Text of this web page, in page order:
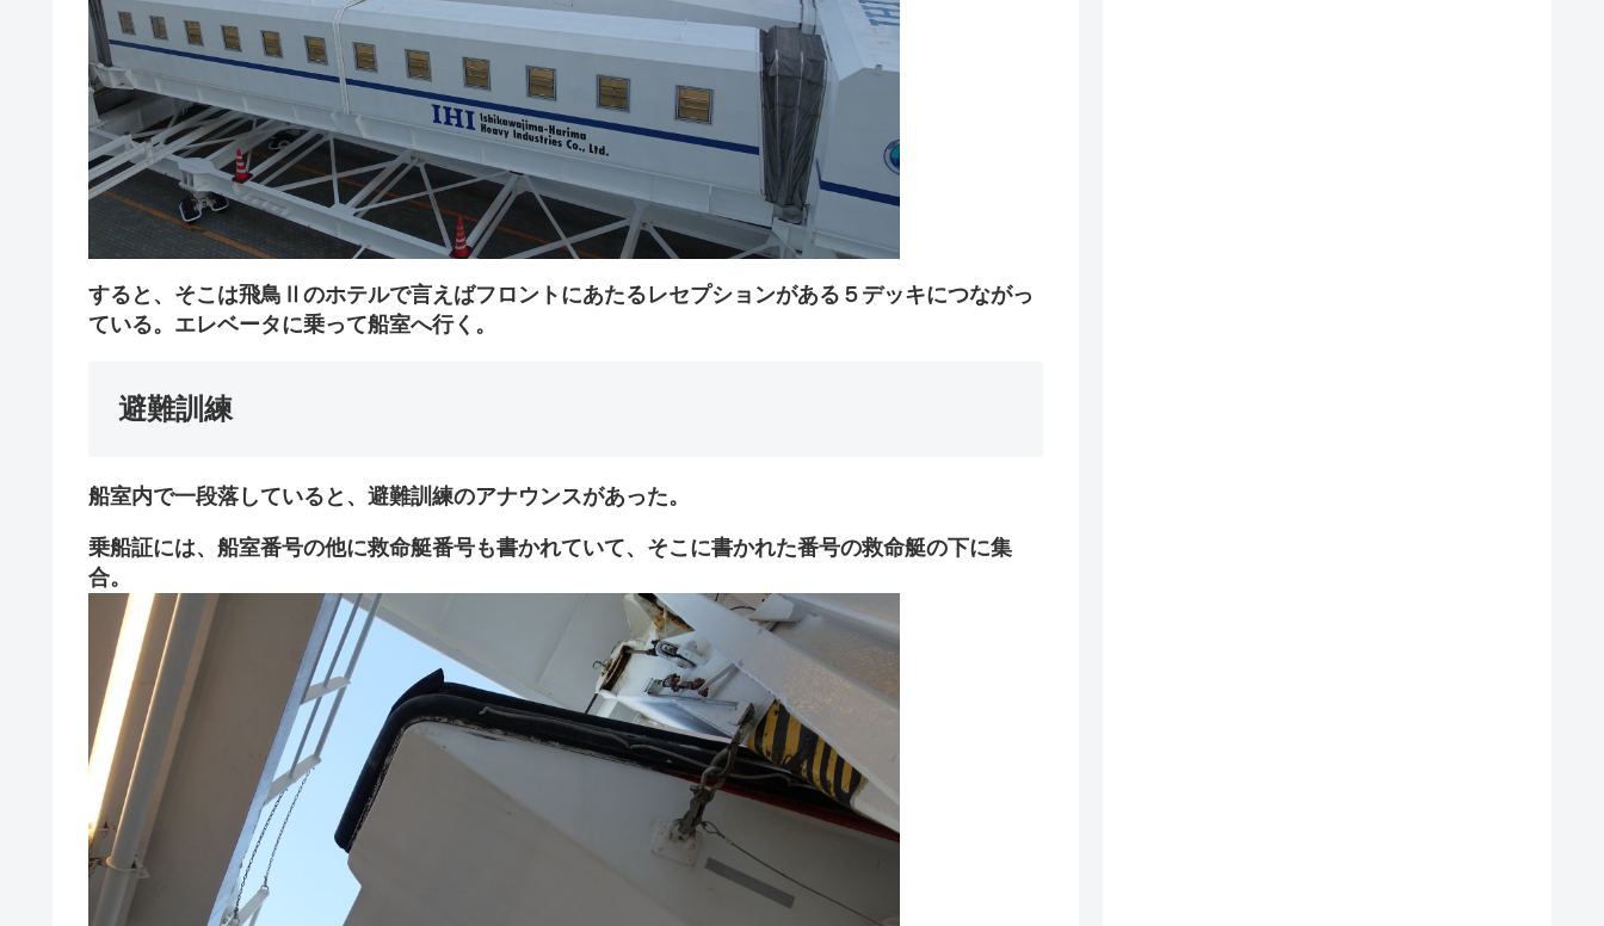
すると、そこは飛鳥Ⅱのホテルで言えばフロントにあたるレセプションがある５デッキにつながっ
ている。エレベータに乗って船室へ行く。
避難訓練
船室内で一段落していると、避難訓練のアナウンスがあった。
乗船証には、船室番号の他に救命艇番号も書かれていて、そこに書かれた番号の救命艇の下に集
合。